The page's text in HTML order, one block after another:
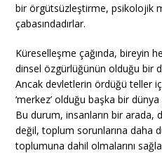
bir örgütsüzleştirme, psikolojik
çabasındadırlar.
Küreselleşme çağında, bireyin
dinsel özgürlüğünün olduğu bir
Ancak devletlerin ördüğü teller
‘merkez’ olduğu başka bir
Bu durum, insanların bir arada,
değil, toplum sorunlarına daha
toplumuna dahil olmalarını